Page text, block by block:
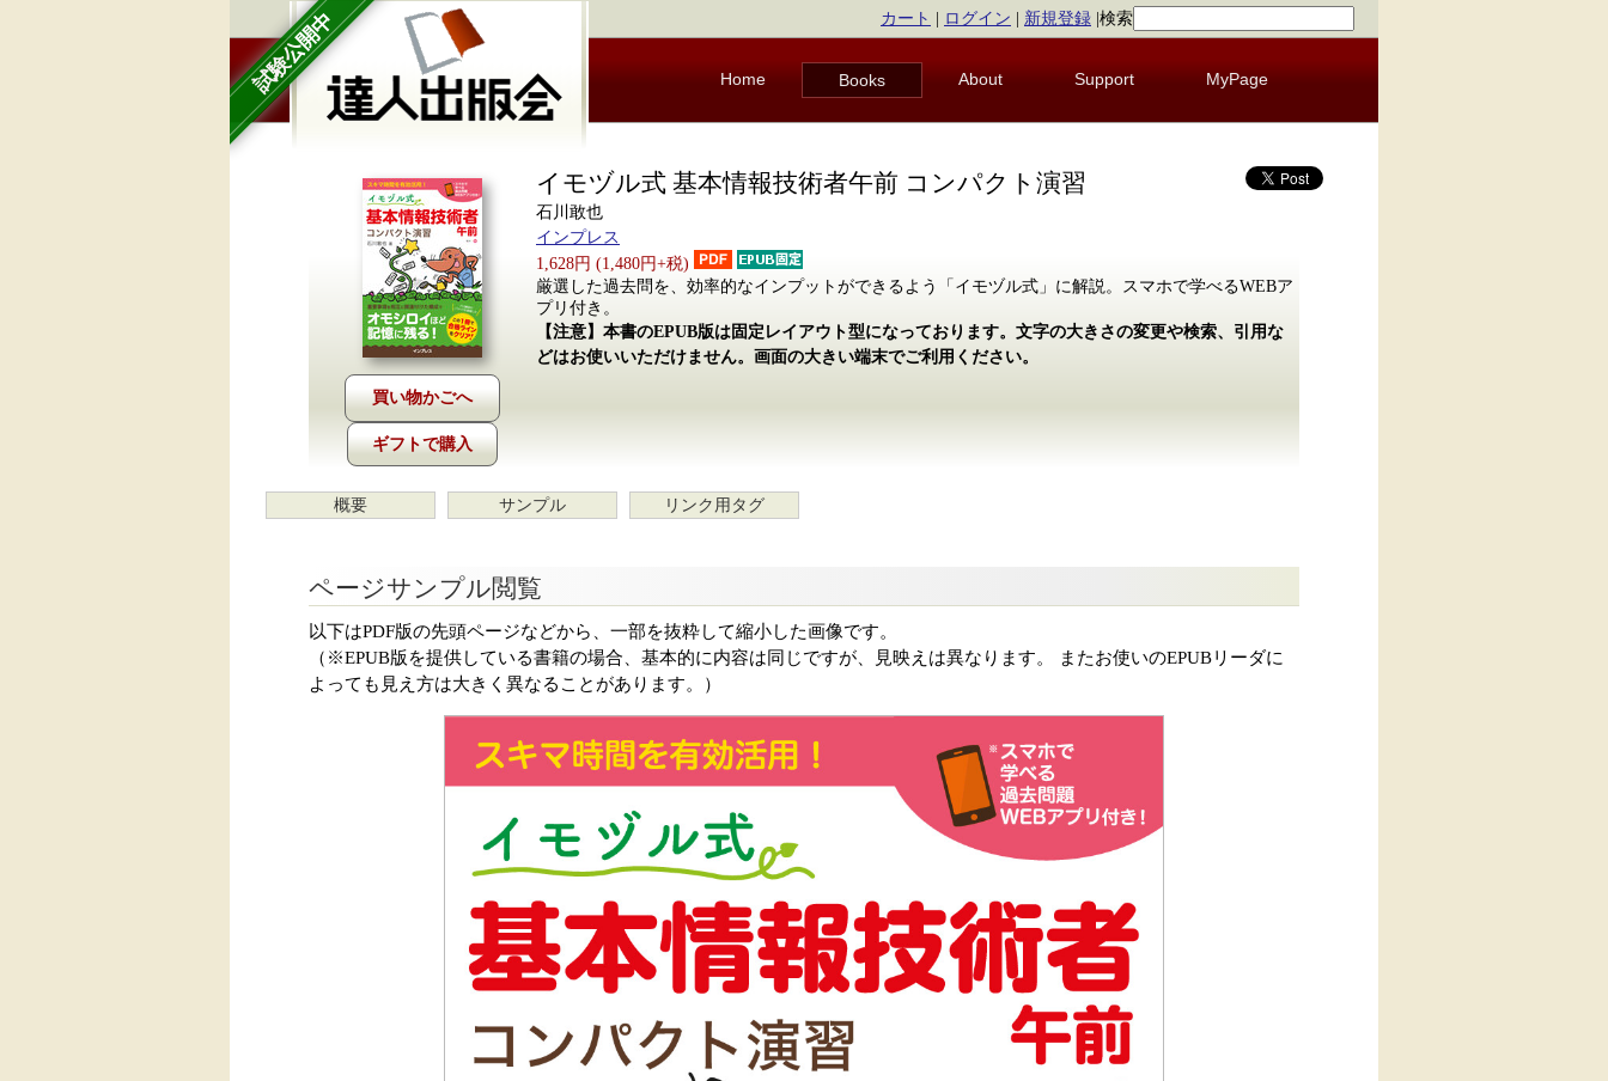
試験公開中 カート ログイン 新規登録 検索
Home Books About Support MyPage
ギフトで購入
イモヅル式 基本情報技術者午前 コンパクト演習
石川敢也
インプレス
1,628円 (1,480円+税)
厳選した過去問を、効率的なインプットができるよう「イモヅル式」に解説。スマホで学べるWEBア
プリ付き。
【注意】本書のEPUB版は固定レイアウト型になっております。文字の大きさの変更や検索、引用な
どはお使いいただけません。画面の大きい端末でご利用ください。
概要 サンプル リンク用タグ
ページサンプル閲覧
以下はPDF版の先頭ページなどから、一部を抜粋して縮小した画像です。
（※EPUB版を提供している書籍の場合、基本的に内容は同じですが、見映えは異なります。 またお使いのEPUBリーダに
よっても見え方は大きく異なることがあります。）